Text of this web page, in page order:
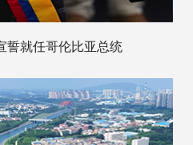
誓就任哥伦比亚总统